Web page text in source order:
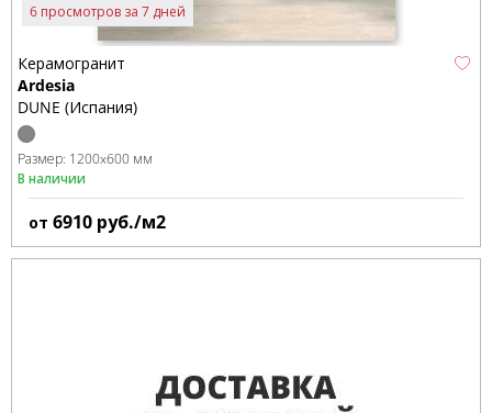
6 просмотров за 7 дней
Керамогранит
Ardesia
DUNE (Испания)
Размер: 1200x600 мм
В наличии
от 6910 руб./м2